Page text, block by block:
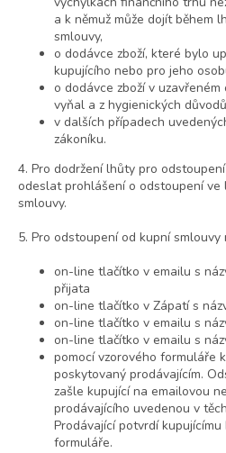
a k němuž může dojít během
smlouvy,
o dodávce zboží, které bylo
kupujícího nebo pro jeho
o dodávce zboží v
vyňal a z hygienických
v dalších případech
zákoníku.
4. Pro dodržení lhůty pro
odeslat prohlášení o odstoupení
smlouvy.
5. Pro odstoupení od kupní smlouvy
on-line tlačítko v emailu s
přijata
on-line tlačítko v Zápatí s
on-line tlačítko v emailu s
on-line tlačítko v emailu s
pomocí vzorového formuláře
poskytovaný prodávajícím.
zašle kupující na emailovou
prodávajícího uvedenou v
Prodávající potvrdí
formuláře.